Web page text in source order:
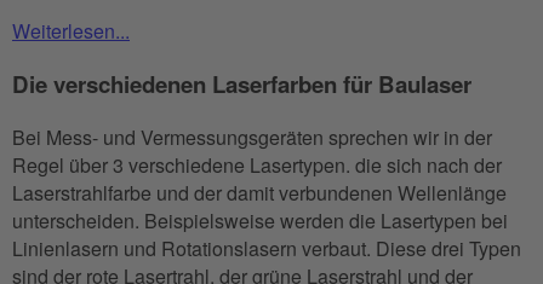
Weiterlesen...
Die verschiedenen Laserfarben für Baulaser
Bei Mess- und Vermessungsgeräten sprechen wir in der
Regel über 3 verschiedene Lasertypen. die sich nach der
Laserstrahlfarbe und der damit verbundenen Wellenlänge
unterscheiden. Beispielsweise werden die Lasertypen bei
Linienlasern und Rotationslasern verbaut. Diese drei Typen
sind der rote Lasertrahl, der grüne Laserstrahl und der